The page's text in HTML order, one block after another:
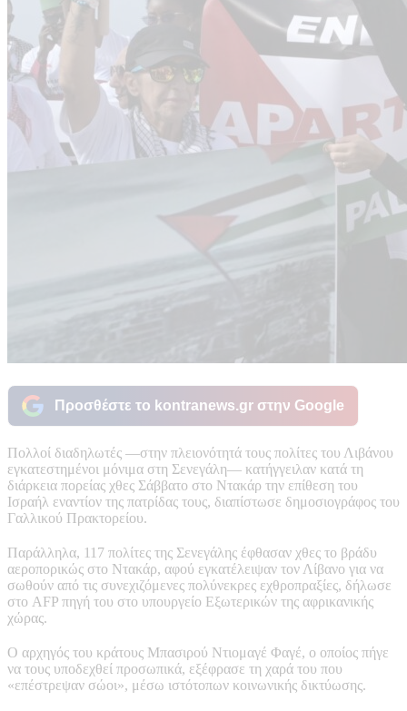
Προσθέστε το kontranews.gr στην Google
Πολλοί διαδηλωτές —στην πλειονότητά τους πολίτες του Λιβάνου
εγκατεστημένοι μόνιμα στη Σενεγάλη— κατήγγειλαν κατά τη
διάρκεια πορείας χθες Σάββατο στο Ντακάρ την επίθεση του
Ισραήλ εναντίον της πατρίδας τους, διαπίστωσε δημοσιογράφος του
Γαλλικού Πρακτορείου.
Παράλληλα, 117 πολίτες της Σενεγάλης έφθασαν χθες το βράδυ
αεροπορικώς στο Ντακάρ, αφού εγκατέλειψαν τον Λίβανο για να
σωθούν από τις συνεχιζόμενες πολύνεκρες εχθροπραξίες, δήλωσε
στο AFP πηγή του στο υπουργείο Εξωτερικών της αφρικανικής
χώρας.
Ο αρχηγός του κράτους Μπασιρού Ντιομαγέ Φαγέ, ο οποίος πήγε
να τους υποδεχθεί προσωπικά, εξέφρασε τη χαρά του που
«επέστρεψαν σώοι», μέσω ιστότοπων κοινωνικής δικτύωσης.